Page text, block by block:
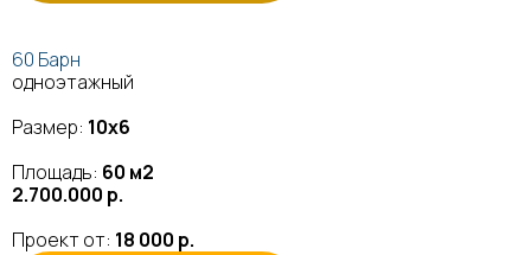
60 Барн
одноэтажный
Размер: 10х6
Площадь: 60 м2
2.700.000 р.
Проект от: 18 000 р.